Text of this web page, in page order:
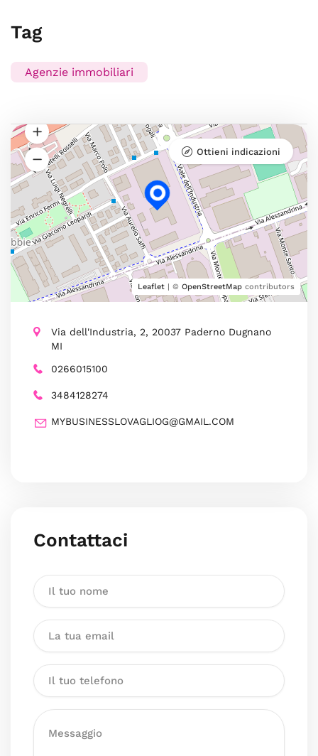
Tag
Agenzie immobiliari
Leaflet | © OpenStreetMap contributors
Ottieni indicazioni
Via dell'Industria, 2, 20037 Paderno Dugnano
MI
0266015100
3484128274
MYBUSINESSLOVAGLIOG@GMAIL.COM
Contattaci